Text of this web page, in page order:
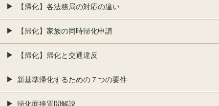
【帰化】各法務局の対応の違い
【帰化】家族の同時帰化申請
【帰化】帰化と交通違反
新基準帰化するための７つの要件
帰化面接質問解説